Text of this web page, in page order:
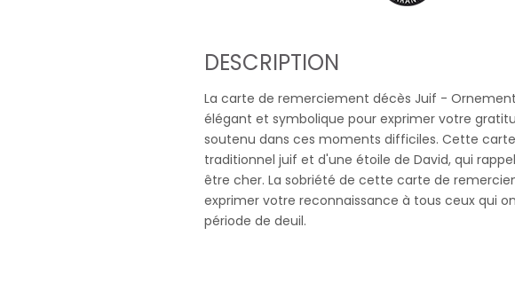
DESCRIPTION
La carte de remerciement décès Juif -
élégant et symbolique pour exprimer votre
soutenu dans ces moments difficiles. Cette
traditionnel juif et d'une étoile de David, qui
être cher. La sobriété de cette carte de
exprimer votre reconnaissance à tous ceux qui
période de deuil.